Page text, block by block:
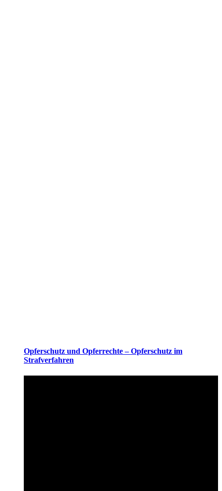
Opferschutz und Opferrechte – Opferschutz im
Strafverfahren